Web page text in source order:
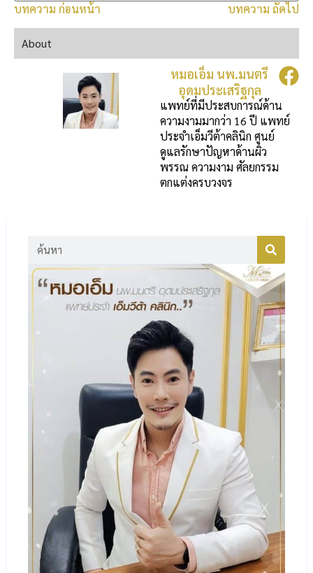
บทความ ก่อนหน้า บทความ ถัดไป
About
หมอเอ็ม นพ.มนตรี
อุดมประเสริฐกุล
แพทย์ที่มีประสบการณ์ด้าน
ความงามมากว่า 16 ปี แพทย์
ประจำเอ็มวีต้าคลินิก ศูนย์
ดูแลรักษาปัญหาด้านผิว
พรรณ ความงาม ศัลยกรรม
ตกแต่งครบวงจร